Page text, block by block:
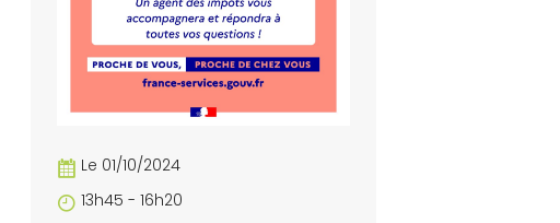
Le 01/10/2024
13h45 - 16h20